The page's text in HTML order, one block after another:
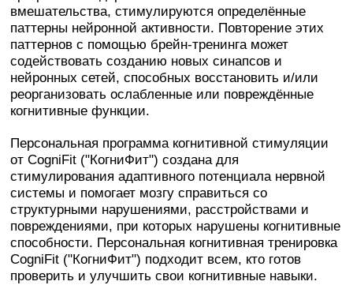
вмешательства, стимулируются определённые
паттерны нейронной активности. Повторение этих
паттернов с помощью брейн-тренинга может
содействовать созданию новых синапсов и
нейронных сетей, способных восстановить и/или
реорганизовать ослабленные или повреждённые
когнитивные функции.
Персональная программа когнитивной стимуляции
от CogniFit ("КогниФит") создана для
стимулирования адаптивного потенциала нервной
системы и помогает мозгу справиться со
структурными нарушениями, расстройствами и
повреждениями, при которых нарушены когнитивные
способности. Персональная когнитивная тренировка
CogniFit ("КогниФит") подходит всем, кто готов
проверить и улучшить свои когнитивные навыки.